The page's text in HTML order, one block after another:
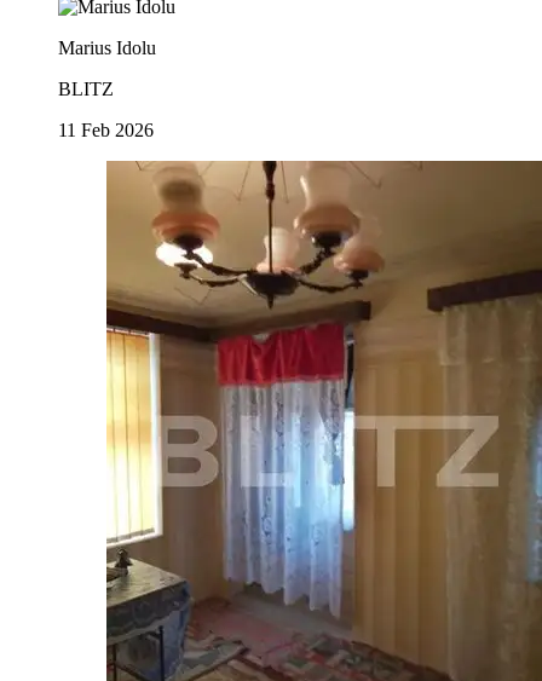
Marius Idolu
BLITZ
11 Feb 2026